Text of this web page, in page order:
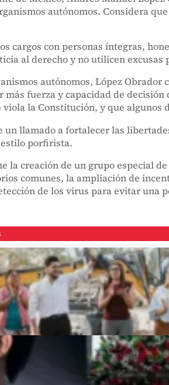
autónomos. Considera
cargos con personas íntegras,
al derecho y no utilicen
autónomos, López
más fuerza y capacidad de
la Constitución, y que
un llamado a fortalecer las
porfirista.
la creación de un grupo especial
comunes, la ampliación de
de los virus para evitar una